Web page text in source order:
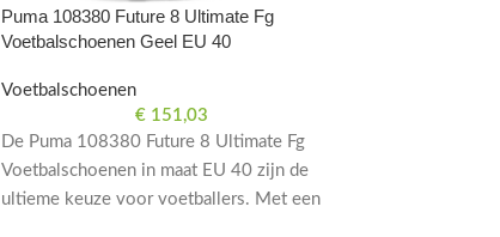
Puma 108380 Future 8 Ultimate Fg
Voetbalschoenen Geel EU 40
Voetbalschoenen
€151,03
De Puma 108380 Future 8 Ultimate Fg
Voetbalschoenen in maat EU 40 zijn de
ultieme keuze voor voetballers. Met een